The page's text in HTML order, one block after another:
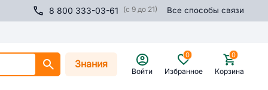
8 800 333-03-61 (с 9 до 21) Все способы связи
Знания
Войти Избранное
0
Корзина
0